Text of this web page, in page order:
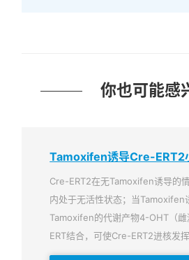
你也可能感
Tamoxifen诱导Cre-ERT2
Cre-ERT2在无Tamoxifen诱导的
内处于无活性状态；当Tamoxifen
Tamoxifen的代谢产物4-OHT（雌
ERT结合，可使Cre-ERT2进核发